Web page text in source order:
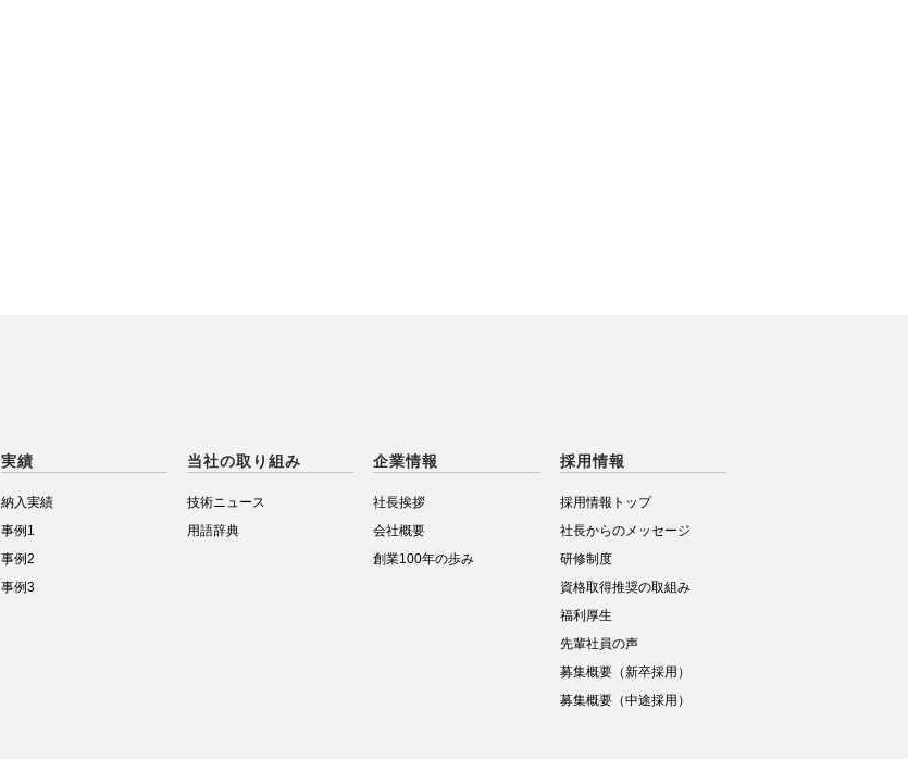
実績
納入実績
事例1
事例2
事例3
当社の取り組み
技術ニュース
用語辞典
企業情報
社長挨拶
会社概要
創業100年の歩み
採用情報
採用情報トップ
社長からのメッセージ
研修制度
資格取得推奨の取組み
福利厚生
先輩社員の声
募集概要（新卒採用）
募集概要（中途採用）